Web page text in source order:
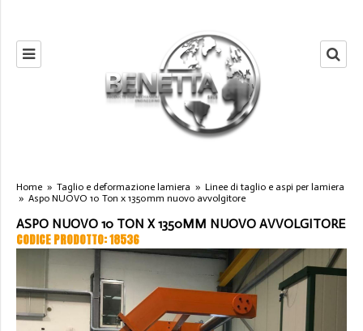
Home » Taglio e deformazione lamiera » Linee di taglio e aspi per lamiera
» Aspo NUOVO 10 Ton x 1350mm nuovo avvolgitore
ASPO NUOVO 10 TON X 1350MM NUOVO AVVOLGITORE
CODICE PRODOTTO: 18536